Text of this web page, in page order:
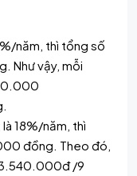
năm, thì tổng số
Như vậy, mỗi
18%/năm, thì
đồng. Theo đó,
3.540.000đ /9